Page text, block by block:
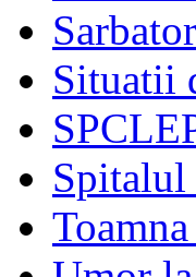
Situatii
Spitalul